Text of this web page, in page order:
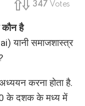
347 Votes
है
यानी समाजशास्त्र
करना होता है.
के दशक के मध्य में